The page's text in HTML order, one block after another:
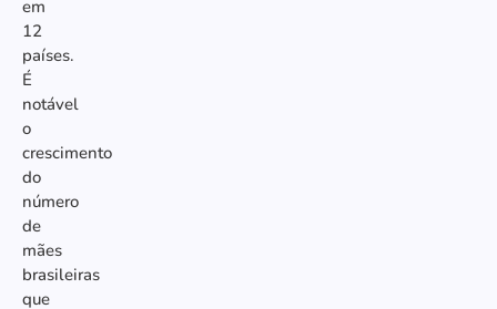
em
12
países.
É
notável
o
crescimento
do
número
de
mães
brasileiras
que